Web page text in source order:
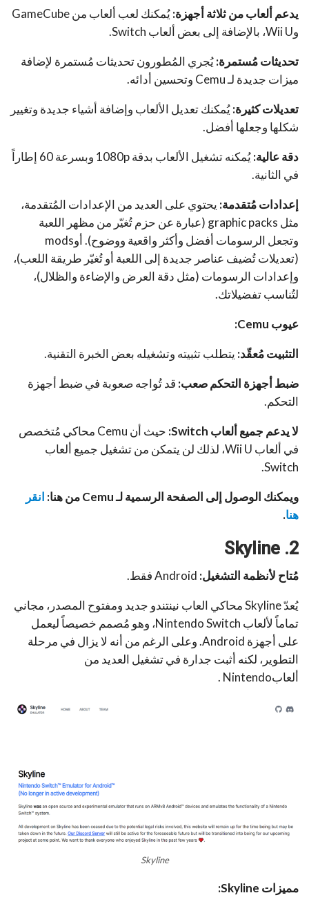
يدعم ألعاب من ثلاثة أجهزة:
يُمكنك لعب ألعاب من GameCube
وWii U، بالإضافة إلى بعض ألعاب Switch.
تحديثات مُستمرة:يُجري المُطورون تحديثات مُستمرة لإضافة
ميزات جديدة لـ Cemu وتحسين أدائه.
تعديلات كثيرة:يُمكنك تعديل الألعاب وإضافة أشياء جديدة وتغيير
شكلها وجعلها أفضل.
دقة عالية:
يُمكنه تشغيل الألعاب بدقة 1080p وبسرعة 60 إطاراً
في الثانية.
إعدادات مُتقدمة: يحتوي على العديد من الإعدادات المُتقدمة،
مثل graphic packs (عبارة عن حزم تُغيّر من مظهر اللعبة
وتجعل الرسومات أفضل وأكثر واقعية ووضوح). أوmods
(تعديلات تُضيف عناصر جديدة إلى اللعبة أو تُغيّر طريقة اللعب)،
وإعدادات الرسومات (مثل دقة العرض والإضاءة والظلال)،
لتُناسب تفضيلاتك.
عيوب Cemu
:
التثبيت مُعقّد: يتطلب تثبيته وتشغيله بعض الخبرة التقنية.
ضبط أجهزة التحكم صعب: قد تُواجه صعوبة في ضبط أجهزة
التحكم.
لا يدعم جميع ألعاب Switch
:
حيث أن Cemu محاكي مُتخصص
في ألعاب Wii U، لذلك لن يتمكن من تشغيل جميع ألعاب
Switch.
ويمكنك الوصول إلى الصفحة الرسمية لـ Cemu من هنا: انقر
هنا.
2.
Skyline
مُتاح لأنظمة التشغيل:
يُعدّ Skyline محاكي العاب نينتندو جديد ومفتوح المصدر، مجاني
تماماً لألعاب Nintendo Switch، وهو مُصمم خصيصاً ليعمل
على أجهزة Android. وعلى الرغم من أنه لا يزال في مرحلة
التطوير، لكنه أثبت جدارة في تشغيل العديد من
ألعابNintendo .
Skyline
مميزات Skyline
: